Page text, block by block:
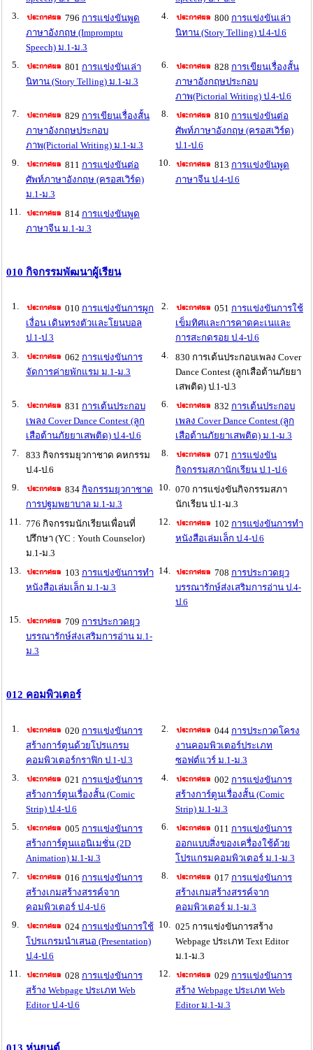
3.
796 การแข่งขันพูด
ภาษาอังกฤษ (Impromptu
Speech) ม.1-ม.3
4. 800 การแข่งขันเล่า
นิทาน (Story Telling) ป.4-ป.6
5. 801 การแข่งขันเล่า
นิทาน (Story Telling) ม.1-ม.3
6. 828 การเขียนเรื่องสั้น
ภาษาอังกฤษประกอบ
ภาพ(Pictorial Writing) ป.4-ป.6
7.
829 การเขียนเรื่องสั้น
ภาษาอังกฤษประกอบ
ภาพ(Pictorial Writing) ม.1-ม.3
8. 810 การแข่งขันต่อ
ศัพท์ภาษาอังกฤษ (ครอสเวิร์ด)
ป.1-ป.6
9.
811 การแข่งขันต่อ
ศัพท์ภาษาอังกฤษ (ครอสเวิร์ด)
ม.1-ม.3
10. 813 การแข่งขันพูด
ภาษาจีน ป.4-ป.6
11. 814 การแข่งขันพูด
ภาษาจีน ม.1-ม.3
010 กิจกรรมพัฒนาผู้เรียน
1. 010 การแข่งขันการผูก
เงื่อน เดินทรงตัวและโยนบอล
ป.1-ป.3
2. 051 การแข่งขันการใช้
เข็มทิศและการคาดคะเนและ
การสะกดรอย ป.4-ป.6
3.
062 การแข่งขันการ
จัดการค่ายพักแรม ม.1-ม.3
4.
830 การเต้นประกอบเพลง Cover
Dance Contest (ลูกเสือต้านภัยยา
เสพติด) ป.1-ป.3
5.
831 การเต้นประกอบ
เพลง Cover Dance Contest (ลูก
เสือต้านภัยยาเสพติด) ป.4-ป.6
6. 832 การเต้นประกอบ
เพลง Cover Dance Contest (ลูก
เสือต้านภัยยาเสพติด) ม.1-ม.3
7.
833 กิจกรรมยุวกาชาด คหกรรม
ป.4-ป.6
8. 071 การแข่งขัน
กิจกรรมสภานักเรียน ป.1-ป.6
9.
834 กิจกรรมยุวกาชาด
การปฐมพยาบาล ม.1-ม.3
10.
070 การแข่งขันกิจกรรมสภา
นักเรียน ป.1-ม.3
11.
776 กิจกรรมนักเรียนเพื่อนที่
ปรึกษา (YC : Youth Counselor)
ม.1-ม.3
12. 102 การแข่งขันการทำ
หนังสือเล่มเล็ก ป.4-ป.6
13. 103 การแข่งขันการทำ
หนังสือเล่มเล็ก ม.1-ม.3
14. 708 การประกวดยุว
บรรณารักษ์ส่งเสริมการอ่าน ป.4-
ป.6
15.
709 การประกวดยุว
บรรณารักษ์ส่งเสริมการอ่าน ม.1-
ม.3
012 คอมพิวเตอร์
1. 020 การแข่งขันการ
สร้างการ์ตูนด้วยโปรแกรม
คอมพิวเตอร์กราฟิก ป.1-ป.3
2. 044 การประกวดโครง
งานคอมพิวเตอร์ประเภท
ซอฟต์แวร์ ม.1-ม.3
3.
021 การแข่งขันการ
สร้างการ์ตูนเรื่องสั้น (Comic
Strip) ป.4-ป.6
4. 002 การแข่งขันการ
สร้างการ์ตูนเรื่องสั้น (Comic
Strip) ม.1-ม.3
5.
005 การแข่งขันการ
สร้างการ์ตูนแอนิเมชั่น (2D
Animation) ม.1-ม.3
6. 011 การแข่งขันการ
ออกแบบสิ่งของเครื่องใช้ด้วย
โปรแกรมคอมพิวเตอร์ ม.1-ม.3
7.
016 การแข่งขันการ
สร้างเกมสร้างสรรค์จาก
คอมพิวเตอร์ ป.4-ป.6
8. 017 การแข่งขันการ
สร้างเกมสร้างสรรค์จาก
คอมพิวเตอร์ ม.1-ม.3
9.
024 การแข่งขันการใช้
โปรแกรมนำเสนอ (Presentation)
ป.4-ป.6
10.
025 การแข่งขันการสร้าง
Webpage ประเภท Text Editor
ม.1-ม.3
11.
028 การแข่งขันการ
สร้าง Webpage ประเภท Web
Editor ป.4-ป.6
12. 029 การแข่งขันการ
สร้าง Webpage ประเภท Web
Editor ม.1-ม.3